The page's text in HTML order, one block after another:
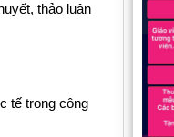
thảo luận
tế trong công